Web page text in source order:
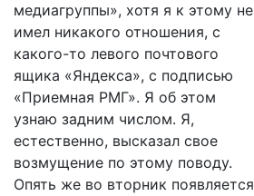
медиагруппы», хотя я к этому не
имел никакого отношения, с
какого-то левого почтового
ящика «Яндекса», с подписью
«Приемная РМГ». Я об этом
узнаю задним числом. Я,
естественно, высказал свое
возмущение по этому поводу.
Опять же во вторник появляется